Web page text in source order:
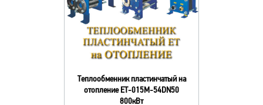
Теплообменник пластинчатый на
отопление ЕТ-015М-54DN50
800кВт